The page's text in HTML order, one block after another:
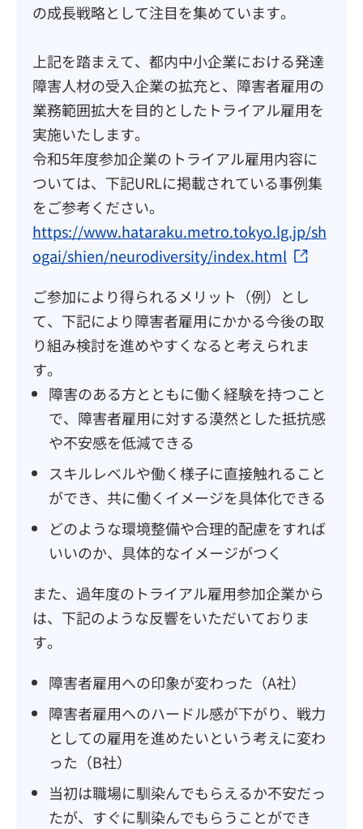
の成長戦略として注目を集めています。
上記を踏まえて、都内中小企業における発達
障害人材の受入企業の拡充と、障害者雇用の
業務範囲拡大を目的としたトライアル雇用を
実施いたします。
令和5年度参加企業のトライアル雇用内容に
ついては、下記URLに掲載されている事例集
をご参考ください。
https://www.hataraku.metro.tokyo.lg.jp/sh
ogai/shien/neurodiversity/index.html （別ウィ
ご参加により得られるメリット（例）とし
て、下記により障害者雇用にかかる今後の取
り組み検討を進めやすくなると考えられま
す。
障害のある方とともに働く経験を持つこと
で、障害者雇用に対する漠然とした抵抗感
や不安感を低減できる
スキルレベルや働く様子に直接触れること
ができ、共に働くイメージを具体化できる
どのような環境整備や合理的配慮をすれば
いいのか、具体的なイメージがつく
また、過年度のトライアル雇用参加企業から
は、下記のような反響をいただいておりま
す。
障害者雇用への印象が変わった（A社）
障害者雇用へのハードル感が下がり、戦力
としての雇用を進めたいという考えに変わ
った（B社）
当初は職場に馴染んでもらえるか不安だっ
たが、すぐに馴染んでもらうことができ